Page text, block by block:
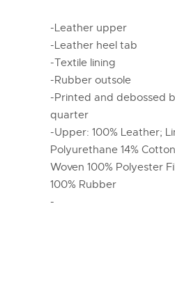
-Leather upper
-Leather heel tab
-Textile lining
-Rubber outsole
-Printed and debossed
quarter
-Upper: 100% Leather;
Polyurethane 14%
Woven 100% Polyester
100% Rubber
-